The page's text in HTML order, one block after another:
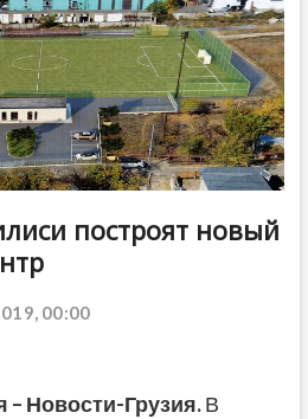
построят новый
00:00
Новости-Грузия.В